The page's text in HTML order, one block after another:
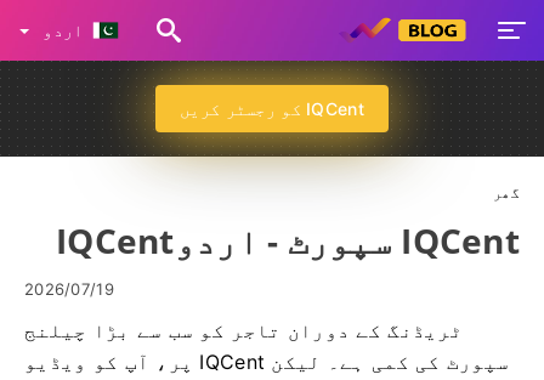
اردو
IQCent کو رجسٹر کریں
گھر
IQCent سپورٹ - اردوIQCent
2026/07/19
ٹریڈنگ کے دوران تاجر کو سب سے بڑا چیلنج
سپورٹ کی کمی ہے۔ لیکن IQCent پر، آپ کو ویڈیو